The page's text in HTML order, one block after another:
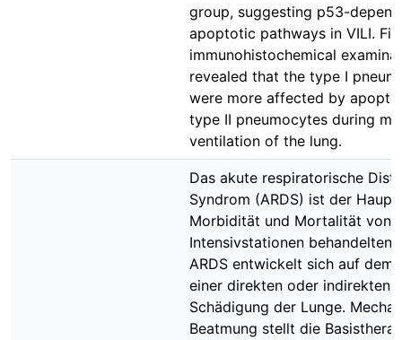
group, suggesting p53-
apoptotic pathways in VILI.
immunohistochemical
revealed that the type I
were more affected by
type II pneumocytes during
ventilation of the lung.
Das akute respiratorische
Syndrom (ARDS) ist der
Morbidität und Mortalität von
Intensivstationen behandelten
ARDS entwickelt sich auf dem
einer direkten oder indirekten
Schädigung der Lunge.
Beatmung stellt die